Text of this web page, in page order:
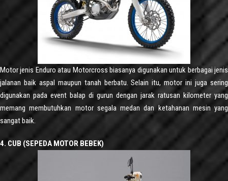
Motor jenis Enduro atau Motorcross biasanya digunakan untuk berbagai jenis
jalanan baik aspal maupun tanah berbatu. Selain itu, motor ini juga sering
digunakan pada event balap di gurun dengan jarak ratusan kilometer yang
memang membutuhkan motor segala medan dan ketahanan mesin yang
sangat baik.
4. CUB (SEPEDA MOTOR BEBEK)